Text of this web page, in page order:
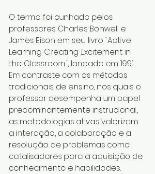
O termo foi cunhado pelos
professores Charles Bonwell e
James Eison em seu livro "Active
Learning: Creating Excitement in
the Classroom", lançado em 1991.
Em contraste com os métodos
tradicionais de ensino, nos quais o
professor desempenha um papel
predominantemente instrucional,
as metodologias ativas valorizam
a interação, a colaboração e a
resolução de problemas como
catalisadores para a aquisição de
conhecimento e habilidades.